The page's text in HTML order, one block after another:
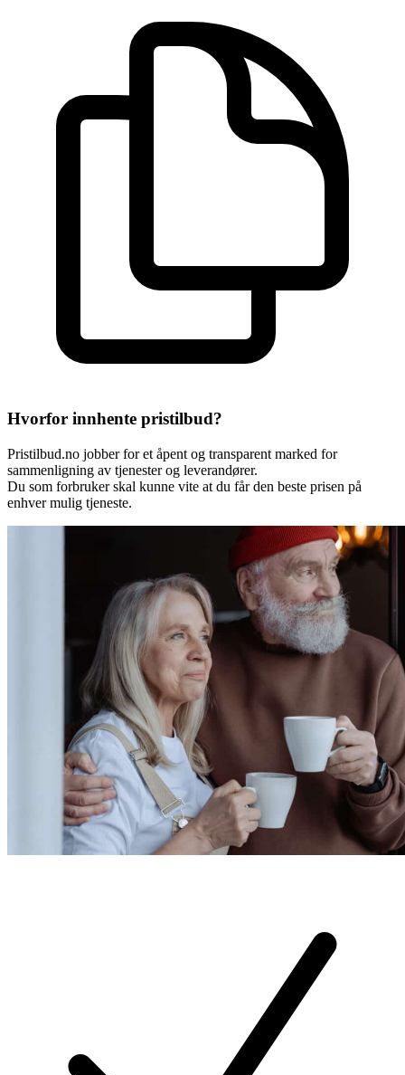
Hvorfor innhente pristilbud?
Pristilbud.no jobber for et åpent og transparent marked for
sammenligning av tjenester og leverandører.
Du som forbruker skal kunne vite at du får den beste prisen på
enhver mulig tjeneste.